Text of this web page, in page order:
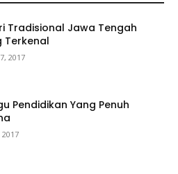
Tradisional Jawa Tengah
Terkenal
2017
Pendidikan Yang Penuh
2017